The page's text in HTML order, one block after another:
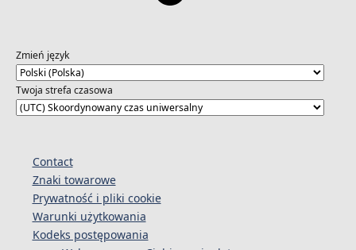
Zmień język
Twoja strefa czasowa
Contact
Znaki towarowe
Prywatność i pliki cookie
Warunki użytkowania
Kodeks postępowania